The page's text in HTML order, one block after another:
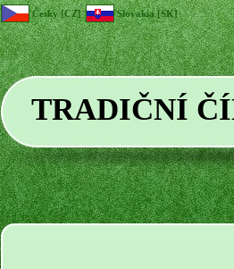
TRADIČNÍ
Česky [CZ] Slovakia [SK]